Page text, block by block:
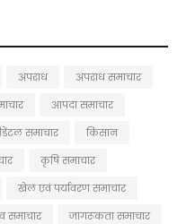
अपराध
अपराध समाचार
आपदा समाचार
समाचार
किसान
कृषि समाचार
खेल एवं पर्यावरण समाचार
समाचार
जागरूकता समाचार